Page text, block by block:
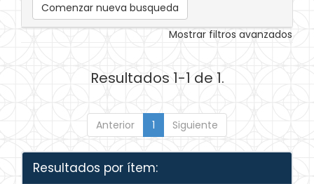
Comenzar nueva busqueda
Mostrar filtros avanzados
Resultados 1-1 de 1.
Anterior 1 Siguiente
Resultados por ítem: